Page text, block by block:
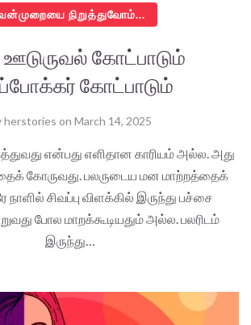
நிறுத்துவோம்...
ஊடுருவல் கோட்பாடும்
கோட்பாடும்
herstories on March 14, 2025
என்பது எளிதான காரியம் அல்ல. அது
கோருவது. பலருடைய மன மாற்றத்தைக்
நாளில் சிவப்பு விளக்கில் இருந்து பச்சை
போல மாறக்கூடியதும் அல்ல. பலரிடம்
இருந்து…